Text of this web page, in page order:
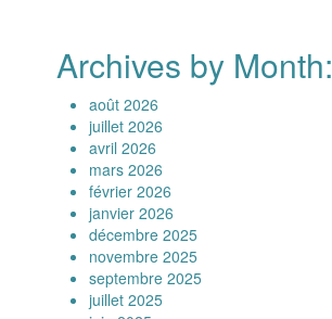
Archives by Month:
août 2026
juillet 2026
avril 2026
mars 2026
février 2026
janvier 2026
décembre 2025
novembre 2025
septembre 2025
juillet 2025